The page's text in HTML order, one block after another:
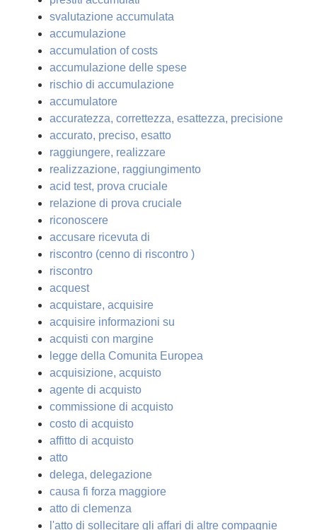
svalutazione accumulata
accumulazione
accumulation of costs
accumulazione delle spese
rischio di accumulazione
accumulatore
accuratezza, correttezza, esattezza, precisione
accurato, preciso, esatto
raggiungere, realizzare
realizzazione, raggiungimento
acid test, prova cruciale
relazione di prova cruciale
riconoscere
accusare ricevuta di
riscontro (cenno di riscontro )
riscontro
acquest
acquistare, acquisire
acquisire informazioni su
acquisti con margine
legge della Comunita Europea
acquisizione, acquisto
agente di acquisto
commissione di acquisto
costo di acquisto
affitto di acquisto
atto
delega, delegazione
causa fi forza maggiore
atto di clemenza
l'atto di sollecitare gli affari di altre compagnie